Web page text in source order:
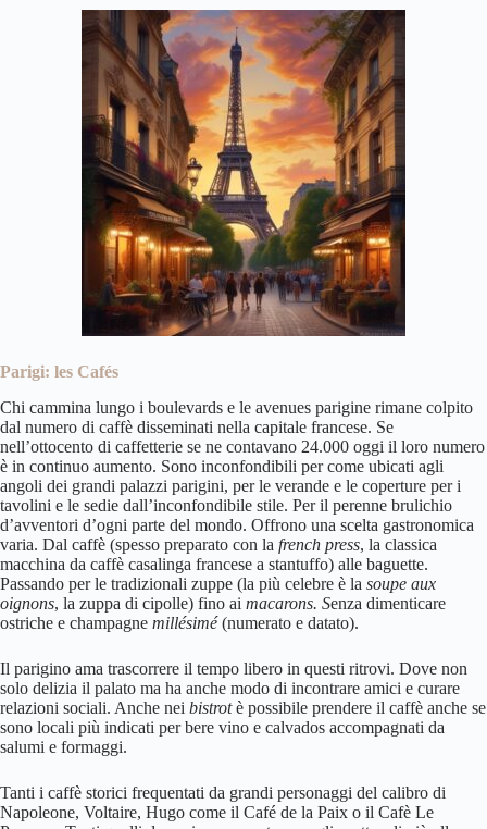
Parigi: les Cafés
Chi cammina lungo i boulevards e le avenues parigine rimane colpito
dal numero di caffè disseminati nella capitale francese. Se
nell’ottocento di caffetterie se ne contavano 24.000 oggi il loro numero
è in continuo aumento. Sono inconfondibili per come ubicati agli
angoli dei grandi palazzi parigini, per le verande e le coperture per i
tavolini e le sedie dall’inconfondibile stile. Per il perenne brulichio
d’avventori d’ogni parte del mondo. Offrono una scelta gastronomica
varia. Dal caffè (spesso preparato con la french press, la classica
macchina da caffè casalinga francese a stantuffo) alle baguette.
Passando per le tradizionali zuppe (la più celebre è la soupe aux
oignons, la zuppa di cipolle) fino ai macarons. Senza dimenticare
ostriche e champagne millésimé(numerato e datato).
Il parigino ama trascorrere il tempo libero in questi ritrovi. Dove non
solo delizia il palato ma ha anche modo di incontrare amici e curare
relazioni sociali. Anche nei bistrotè possibile prendere il caffè anche se
sono locali più indicati per bere vino e calvados accompagnati da
salumi e formaggi.
Tanti i caffè storici frequentati da grandi personaggi del calibro di
Napoleone, Voltaire, Hugo come il Café de la Paix o il Cafè Le